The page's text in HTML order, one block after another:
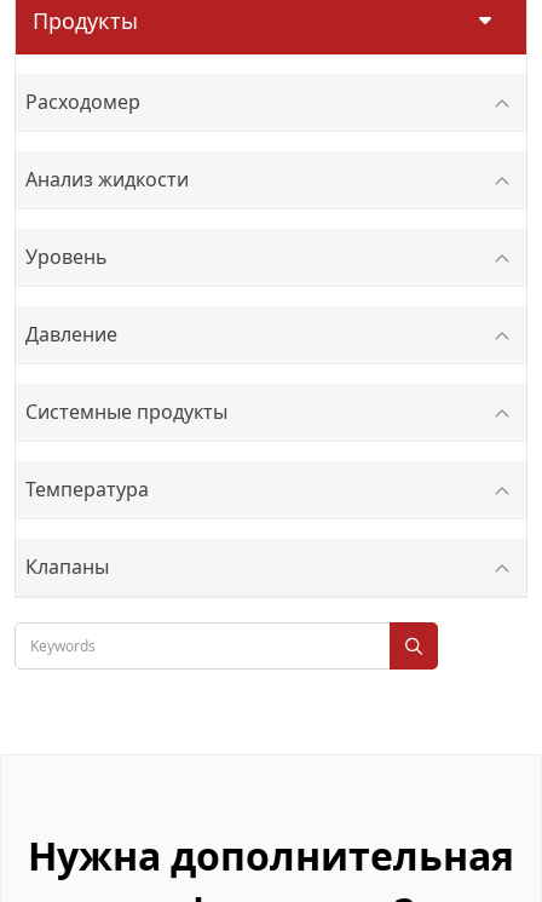
Продукты
Расходомер
Анализ жидкости
Уровень
Давление
Системные продукты
Температура
Клапаны
Нужна дополнительная